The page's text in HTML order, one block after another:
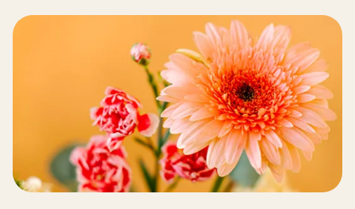
Prévoyance
Monument funéraire
Livraison de fleurs
Blog